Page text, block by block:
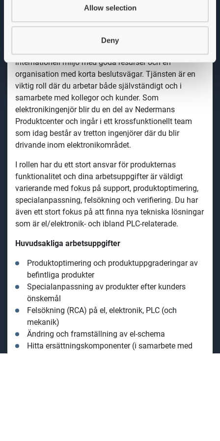
Allow selection
Deny
optimerade för personal och verksamhet där det också
finns ett modernt elektroniklabb.
internationell miljö med goda resurser och en
organisation med korta beslutsvägar. Tjänsten är en
viktig roll där du arbetar både självständigt och i
samarbete med kollegor och kunder. Som
elektronikingenjör blir du en del av Nedermans
Produktcenteroch ingår i ett krossfunktionellt team
som idag består av tretton ingenjörer där du blir
drivande inom elektronikområdet.
I rollen har du ett stort ansvar för produkternas
funktionalitet och dina arbetsuppgifter är väldigt
varierande med fokus på support, produktoptimering,
specialanpassning, felsökning och verifiering. Du har
även ett stort fokus på att finna nya tekniska lösningar
som är el/elektronik- och ibland PLC-relaterade.
Huvudsakliga arbetsuppgifter
Produktoptimering och produktuppgraderingar av
befintliga produkter
Specialanpassning av produkter efter kunders
önskemål
Felsökning (RCA) på el, elektronik, PLC (och
mekanik)
Ändring och framställning av el-schema
Hitta ersättningskomponenter (i samarbete med